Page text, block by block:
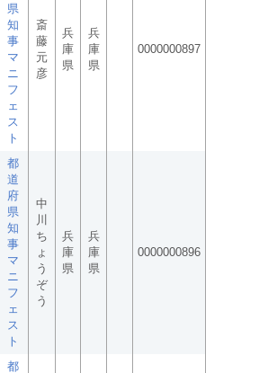
県
知
事
マ
ニ
フ
ェ
ス
ト
斎
藤
元
彦
兵
庫
県
兵
庫
県
0000000897
都
道
府
県
知
事
マ
ニ
フ
ェ
ス
ト
中
川
ち
ょ
う
ぞ
う
兵
庫
県
兵
庫
県
0000000896
都